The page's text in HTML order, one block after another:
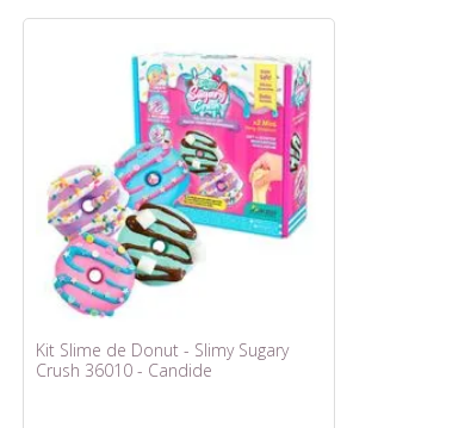
Kit Slime de Donut - Slimy Sugary
Crush 36010 - Candide